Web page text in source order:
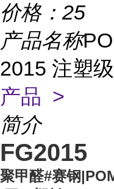
价格： 25
产品名称
2015 注塑
产品 >
简介
FG2015
聚甲醛#赛钢